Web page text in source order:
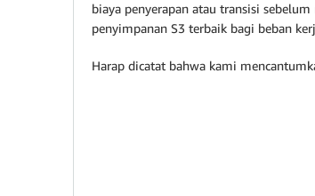
biaya penyerapan atau transisi
penyimpanan S3 terbaik bagi beban
Harap dicatat bahwa kami